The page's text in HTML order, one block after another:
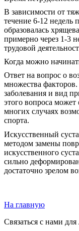
В зависимости от
течение 6-12 недель
образовалась
примерно через 1-3
трудовой
Когда можно
Ответ на вопрос о
множества
заболевания и вид
этого вопроса
многих случаях
спорта.
Искусственный
методом замены
искусственного
сильно
достаточно зрелом
На главную
Связаться с нами